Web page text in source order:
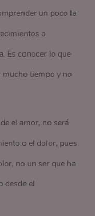
un poco la
o
Es conocer lo que
tiempo y no
el amor, no será
o el dolor, pues
no un ser que ha
desde el